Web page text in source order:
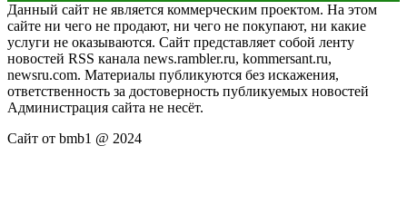
Данный сайт не является коммерческим проектом. На этом
сайте ни чего не продают, ни чего не покупают, ни какие
услуги не оказываются. Сайт представляет собой ленту
новостей RSS канала news.rambler.ru, kommersant.ru,
newsru.com. Материалы публикуются без искажения,
ответственность за достоверность публикуемых новостей
Администрация сайта не несёт.
Сайт от bmb1 @ 2024